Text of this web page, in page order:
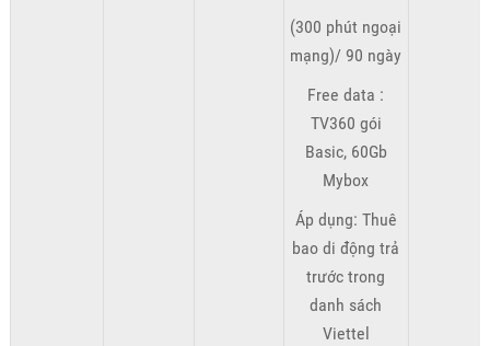
(300 phút ngoại
mạng)/ 90 ngày
Free data :
TV360 gói
Basic, 60Gb
Mybox
Áp dụng: Thuê
bao di động trả
trước trong
danh sách
Viettel